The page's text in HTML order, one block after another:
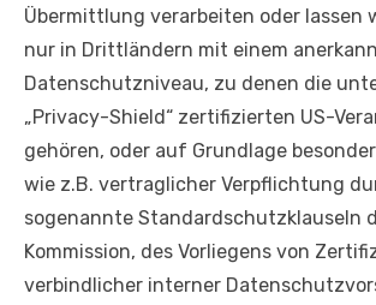
Übermittlung verarbeiten oder lassen
nur in Drittländern mit einem
Datenschutzniveau, zu denen die
„Privacy-Shield“ zertifizierten US-
gehören, oder auf Grundlage
wie z.B. vertraglicher Verpflichtung
sogenannte Standardschutzklauseln
Kommission, des Vorliegens von
verbindlicher interner